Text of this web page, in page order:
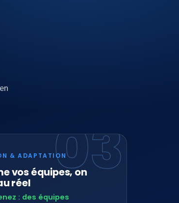
03
& ADAPTATION
vos équipes, on
réel
: des équipes